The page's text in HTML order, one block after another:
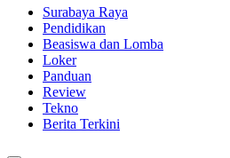
Surabaya Raya
Pendidikan
Beasiswa dan Lomba
Loker
Panduan
Review
Tekno
Berita Terkini